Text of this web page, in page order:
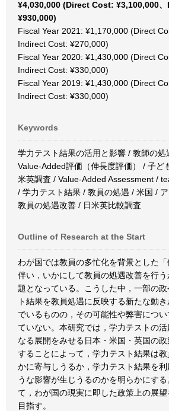
¥4,030,000 (Direct Cost: ¥3,100,000
¥930,000)
Fiscal Year 2021: ¥1,170,000 (Direct
Indirect Cost: ¥270,000)
Fiscal Year 2020: ¥1,430,000 (Direct
Indirect Cost: ¥330,000)
Fiscal Year 2019: ¥1,430,000 (Direct
Indirect Cost: ¥330,000)
Keywords
学力テスト結果の活用と影響 / 教師の
Value-Added評価（伸長度評価） / 子ど
米英調査 / Value-Added Assessment /
/ 学力テスト結果 / 教員の処遇 / 米国 /
教員の処遇改善 / 日米英比較調査
Outline of Research at the Start
わが国では教員の多忙化を背景とした
伴い，いかにして教員の処遇改善を行
題となっている。こうした中，一部の
ト結果を教員処遇に反映する新たな動
でいるものの，その可能性や弊害につ
ていない。本研究では，学力テストの
なる展開をみせる日本・米国・英国の
することによって，学力テスト結果は
かに寄与しうるか，学力テスト結果を利
うな影響が生じうるのかを明らかにす
て，わが国の現実に即した政策上の展
目指す。